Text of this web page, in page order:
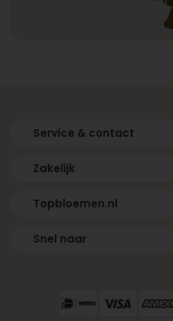
Service & contact
Zakelijk
Topbloemen.nl
Snel naar